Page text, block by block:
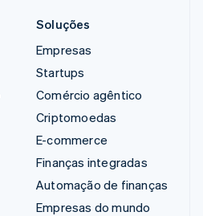
Soluções
Empresas
Startups
Comércio agêntico
Criptomoedas
E-commerce
Finanças integradas
Automação de finanças
Empresas do mundo